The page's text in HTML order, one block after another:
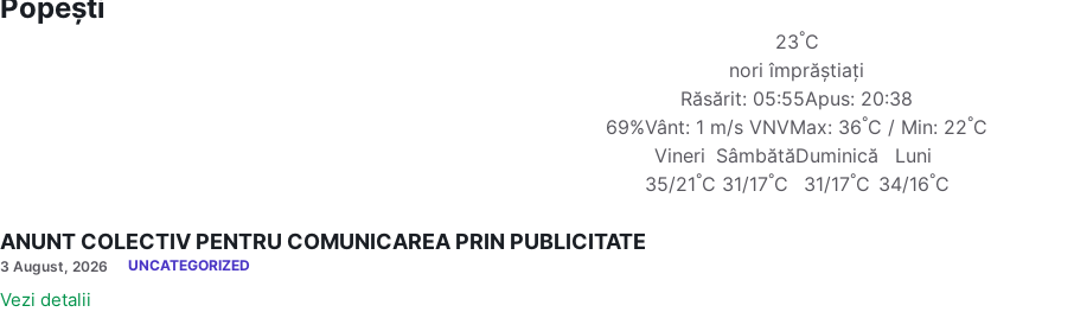
Popești
23°C
nori împrăștiați
Răsărit: 05:55Apus: 20:38
69%Vânt: 1 m/s VNVMax: 36°C / Min: 22°C
Vineri
35/21°C
Sâmbătă
31/17°C
Duminică
31/17°C
Luni
34/16°C
ANUNT COLECTIV PENTRU COMUNICAREA PRIN PUBLICITATE
3 August, 2026 UNCATEGORIZED
Vezi detalii